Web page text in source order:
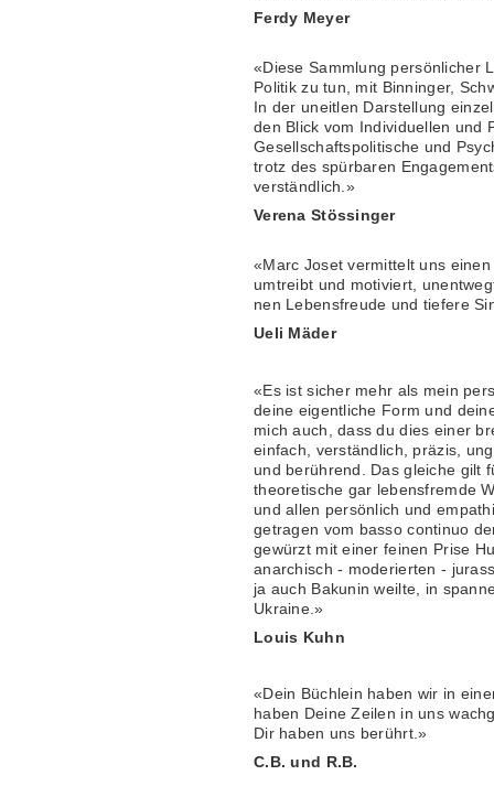
Ferdy Meyer
«Diese Sammlung persönlicher
Politik zu tun, mit Binninger,
In der uneitlen Darstellung
den Blick vom Individuellen und
Gesellschaftspolitische und
trotz des spürbaren
verständlich.»
Verena Stössinger
«Marc Joset vermittelt uns
umtreibt und motiviert,
nen Lebensfreude und tiefere
Ueli Mäder
«Es ist sicher mehr als mein
deine eigentliche Form und
mich auch, dass du dies einer
einfach, verständlich, präzis,
und berührend. Das gleiche gilt
theoretische gar lebensfremde
und allen persönlich und
getragen vom basso continuo
gewürzt mit einer feinen Prise
anarchisch - moderierten -
ja auch Bakunin weilte, in
Ukraine.»
Louis Kuhn
«Dein Büchlein haben wir in
haben Deine Zeilen in uns
Dir haben uns berührt.»
C.B. und R.B.